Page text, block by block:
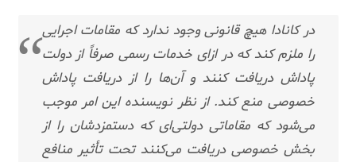
در کانادا هیچ قانونی وجود ندارد که مقامات اجرایی
را ملزم کند که در ازای خدمات رسمی صرفاً از دولت
پاداش دریافت کنند و آن‌ها را از دریافت پاداش
خصوصی منع کند. از نظر نویسنده این امر موجب
می‌شود که مقاماتی دولتی‌ای که دستمزدشان را از
بخش خصوصی دریافت می‌کنند تحت تأثیر منافع